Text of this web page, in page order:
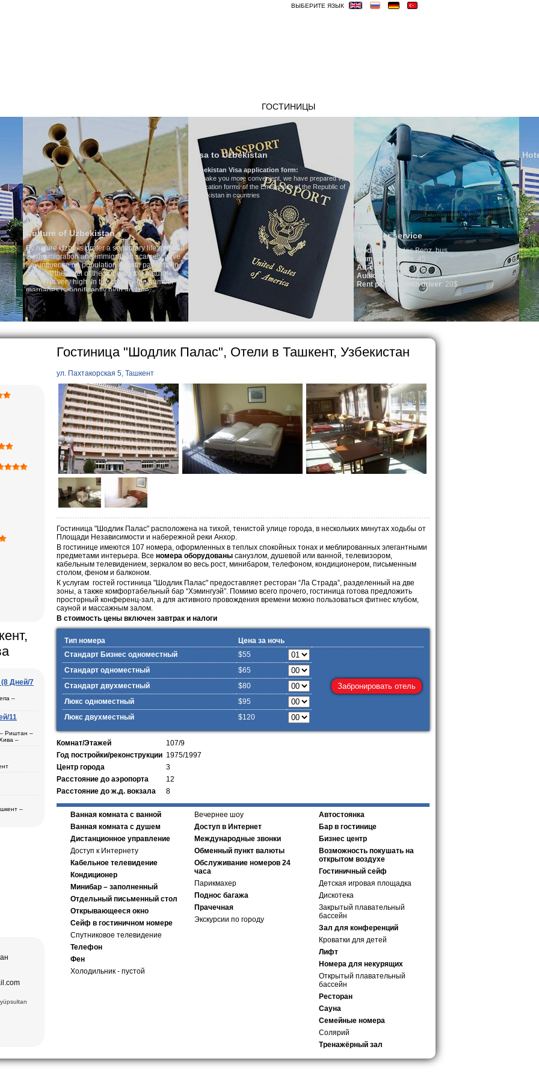
ВЫБЕРИТЕ ЯЗЫК
ГОСТИНИЦЫ
sedentary life and that
scarcely have
growth patterns. In
natural
country the number of
and the
is one of the lowest
tradition, the
quite sacred.
in villages, is
the Uzbek family has
Visa to Uzbekistan
Uzbekistan Visa application form:
To make you more convenient, we have prepared visa
application forms of the Embassies of the Republic of
Uzbekistan in countries
Transfer service
Model:Mercedes Benz, bus
Number of seats
Air-conditioner:
Audio system
Rent per hour with driver
Hotels in Uzbekistan
We have all hotels in Uzbekistan
(8 Дней/7
–
в
11
Риштан –
–
(3) –
Хива (1) –
в
(XIX в.);
су.
Медресе
Биби-
ковровая
вв.)
Мири
Заргарон
Ляби-
–
Гостиница "Шодлик Палас", Отели в Ташкент, Узбекистан
ул. Пахтакорская 5, Ташкент
Гостиница "Шодлик Палас" расположена на тихой, тенистой улице города, в нескольких минутах ходьбы от
Площади Независимости и набережной реки Анхор.
В гостинице имеются 107 номера, оформленных в теплых спокойных тонах и меблированных элегантными
предметами интерьера. Все номера оборудованы санузлом, душевой или ванной, телевизором,
кабельным телевидением, зеркалом во весь рост, минибаром, телефоном, кондиционером, письменным
столом, феном и балконом.
К услугам гостей гостиница "Шодлик Палас" предоставляет ресторан “Ла Страда”, разделенный на две
зоны, а также комфортабельный бар “Хэмингуэй”. Помимо всего прочего, гостиница готова предложить
просторный конференц-зал, а для активного провождения времени можно пользоваться фитнес клубом,
сауной и массажным залом.
В стоимость цены включен завтрак и налоги
Тип номера
Цена за ночь
Стандарт Бизнес одноместный
$55
Стандарт одноместный
$65
Стандарт двухместный
$80
Люкс одноместный
$95
Люкс двухместный
$120
Комнат/Этажей
107/9
Год постройки/реконструкции 1975/1997
Центр города
3
Расстояние до аэропорта
12
Расстояние до ж.д. вокзала
8
Ванная комната с ванной
Ванная комната с душем
Дистанционное управление
Доступ к Интернету
Кабельное телевидение
Кондиционер
Минибар – заполненный
Отдельный письменный стол
Открывающееся окно
Сейф в гостиничном номере
Спутниковое телевидение
Телефон
Фен
Холодильник - пустой
Вечернее шоу
Доступ в Интернет
Международные звонки
Обменный пункт валюты
Обслуживание номеров 24
часа
Парикмахер
Поднос багажа
Прачечная
Экскурсии по городу
Автостоянка
Бар в гостинице
Бизнес центр
Возможность покушать на
открытом воздухе
Гостиничный сейф
Детская игровая площадка
Дискотека
Закрытый плавательный
бассейн
Зал для конференций
Кроватки для детей
Лифт
Номера для некурящих
Открытый плавательный
бассейн
Ресторан
Сауна
Семейные номера
Солярий
Тренажёрный зал